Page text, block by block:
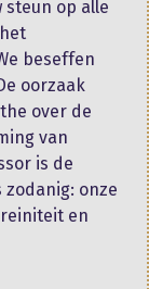
op alle
beseffen
oorzaak
over de
van
is de
onze
en